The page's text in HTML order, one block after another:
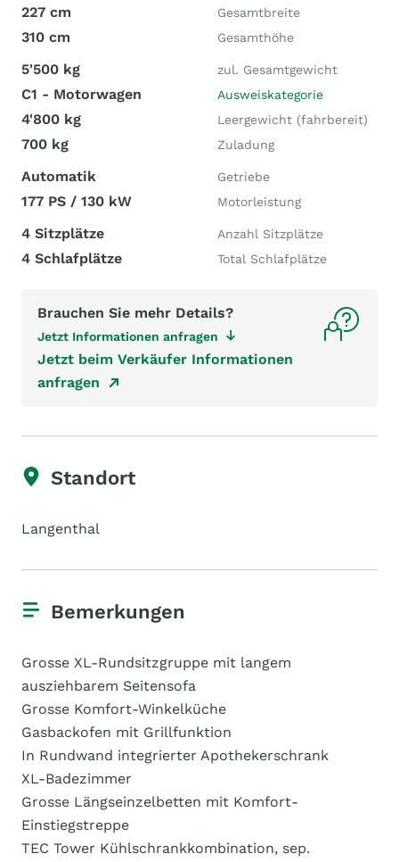
227 cm Gesamtbreite
310 cm Gesamthöhe
5'500 kg zul. Gesamtgewicht
C1 - Motorwagen Ausweiskategorie
4'800 kg Leergewicht (fahrbereit)
700 kg Zuladung
Automatik Getriebe
177 PS / 130 kW Motorleistung
4 Sitzplätze Anzahl Sitzplätze
4 Schlafplätze Total Schlafplätze
Brauchen Sie mehr Details?
Jetzt Informationen anfragen
Jetzt beim Verkäufer Informationen
anfragen
Standort
Langenthal
Bemerkungen
Grosse XL-Rundsitzgruppe mit langem
ausziehbarem Seitensofa
Grosse Komfort-Winkelküche
Gasbackofen mit Grillfunktion
In Rundwand integrierter Apothekerschrank
XL-Badezimmer
Grosse Längseinzelbetten mit Komfort-
Einstiegstreppe
TEC Tower Kühlschrankkombination, sep.